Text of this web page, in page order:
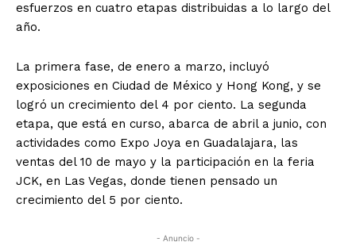
esfuerzos en cuatro etapas distribuidas a lo largo del
año.
La primera fase, de enero a marzo, incluyó
exposiciones en Ciudad de México y Hong Kong, y se
logró un crecimiento del 4 por ciento. La segunda
etapa, que está en curso, abarca de abril a junio, con
actividades como Expo Joya en Guadalajara, las
ventas del 10 de mayo y la participación en la feria
JCK, en Las Vegas, donde tienen pensado un
crecimiento del 5 por ciento.
- Anuncio -